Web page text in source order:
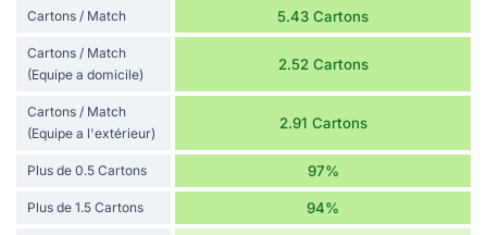
Cartons / Match 5.43 Cartons
Cartons / Match
(Equipe a domicile)
2.52 Cartons
Cartons / Match
(Equipe a l'extérieur)
2.91 Cartons
Plus de 0.5 Cartons 97%
Plus de 1.5 Cartons 94%